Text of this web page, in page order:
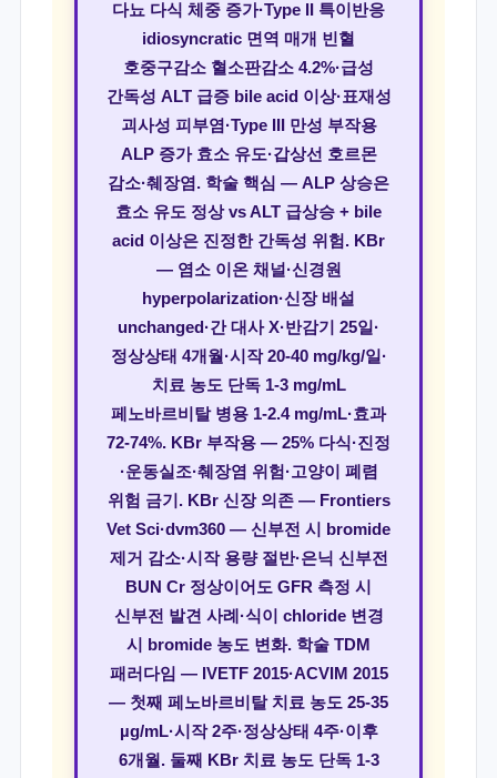
다뇨 다식 체중 증가·Type II 특이반응
idiosyncratic 면역 매개 빈혈
호중구감소 혈소판감소 4.2%·급성
간독성 ALT 급증 bile acid 이상·표재성
괴사성 피부염·Type III 만성 부작용
ALP 증가 효소 유도·갑상선 호르몬
감소·췌장염. 학술 핵심 — ALP 상승은
효소 유도 정상 vs ALT 급상승 + bile
acid 이상은 진정한 간독성 위험. KBr
— 염소 이온 채널·신경원
hyperpolarization·신장 배설
unchanged·간 대사 X·반감기 25일·
정상상태 4개월·시작 20-40 mg/kg/일·
치료 농도 단독 1-3 mg/mL
페노바르비탈 병용 1-2.4 mg/mL·효과
72-74%. KBr 부작용 — 25% 다식·진정
·운동실조·췌장염 위험·고양이 폐렴
위험 금기. KBr 신장 의존 — Frontiers
Vet Sci·dvm360 — 신부전 시 bromide
제거 감소·시작 용량 절반·은닉 신부전
BUN Cr 정상이어도 GFR 측정 시
신부전 발견 사례·식이 chloride 변경
시 bromide 농도 변화. 학술 TDM
패러다임 — IVETF 2015·ACVIM 2015
— 첫째 페노바르비탈 치료 농도 25-35
µg/mL·시작 2주·정상상태 4주·이후
6개월. 둘째 KBr 치료 농도 단독 1-3